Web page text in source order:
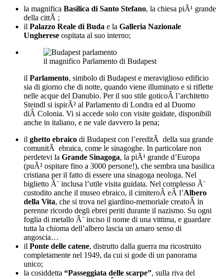
la magnifica Basilica di Santo Stefano, la chiesa piÃ¹ grande
della cittÃ ;
il Palazzo Reale di Buda e la Galleria Nazionale
Ungherese ospitata al suo interno;
il magnifico Parlamento di Budapest
il Parlamento, simbolo di Budapest e meraviglioso edificio
sia di giorno che di notte, quando viene illuminato e si riflette
nelle acque del Danubio. Per il suo stile goticoÂ l’architetto
Steindl si ispirÃ² al Parlamento di Londra ed al Duomo
diÂ Colonia. Vi si accede solo con visite guidate, disponibili
anche in italiano, e ne vale davvero la pena;
il ghetto ebraico di Budapest con l’ereditÃ della sua grande
comunitÃ ebraica, come le sinagoghe. In particolare non
perdetevi la Grande Sinagoga, la piÃ¹ grande d’Europa
(puÃ² ospitare fino a 3000 persone!), che sembra una basilica
cristiana per il fatto di essere una sinagoga neologa. Nel
biglietto Ã¨ inclusa l’utile visita guidata. Nel complesso Ã¨
custodito anche il museo ebraico, il cimiteroÂ eÂ l’Albero
della Vita, che si trova nel giardino-memoriale creatoÂ in
perenne ricordo degli ebrei periti durante il nazismo. Su ogni
foglia di metallo Ã¨ inciso il nome di una vittima, e guardare
tutta la chioma dell’albero lascia un amaro senso di
angoscia…
il Ponte delle catene, distrutto dalla guerra ma ricostruito
completamente nel 1949, da cui si gode di un panorama
unico;
la cosiddetta “Passeggiata delle scarpe”, sulla riva del